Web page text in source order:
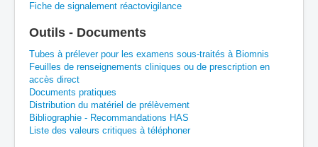
H I J K L M N O P
Q R
Fiche de signalement réactovigilance
Outils - Documents
Tubes à prélever pour les examens sous-traités à Biomnis
Feuilles de renseignements cliniques ou de prescription en
accès direct
Documents pratiques
Distribution du matériel de prélèvement
Bibliographie - Recommandations HAS
Liste des valeurs critiques à téléphoner